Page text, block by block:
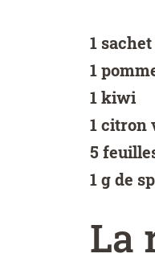
1
1
1 kiwi
1 citron
5
1 g de
La